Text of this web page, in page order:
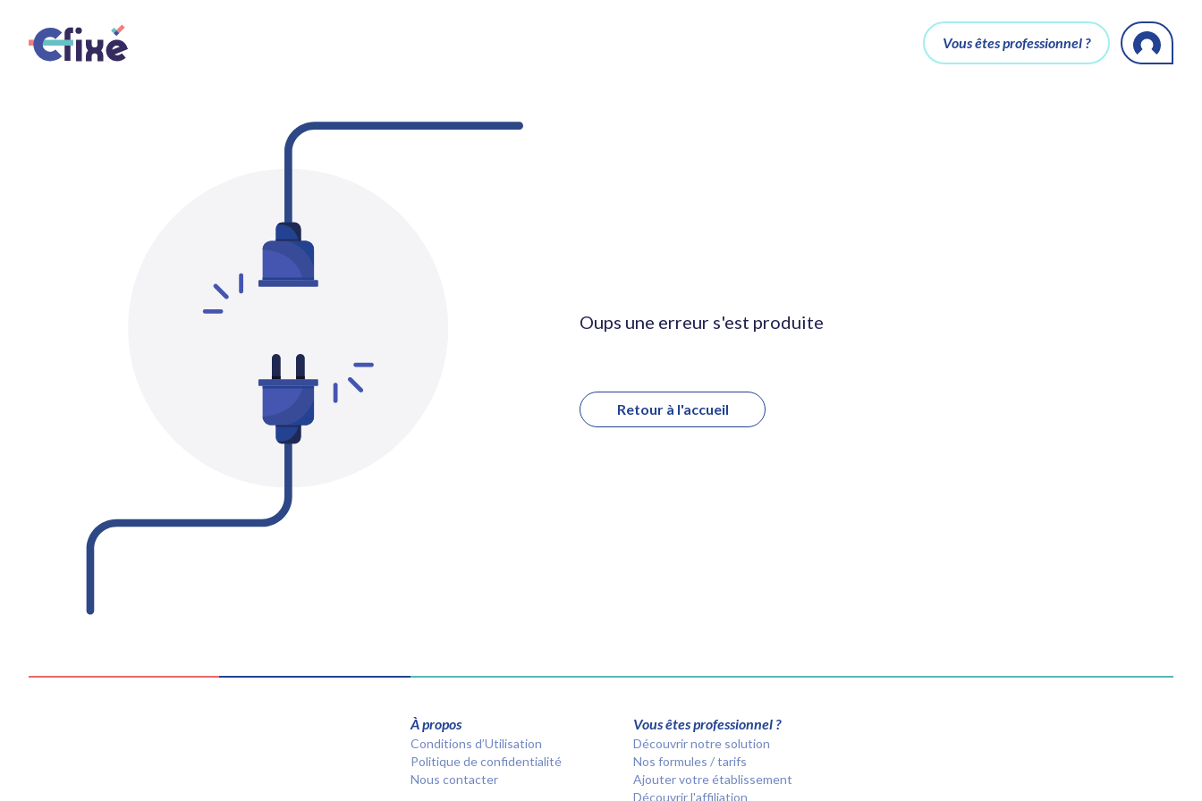
Vous êtes professionnel ?
Oups une erreur s'est produite
Retour à l'accueil
À propos
Conditions d’Utilisation
Politique de confidentialité
Nous contacter
Vous êtes professionnel ?
Découvrir notre solution
Nos formules / tarifs
Ajouter votre établissement
Découvrir l'affiliation